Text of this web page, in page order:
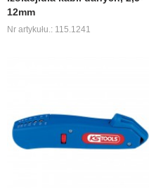
12mm
Nr artykułu.: 115.1241